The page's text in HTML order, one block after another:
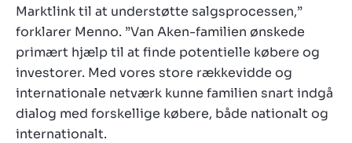
Marktlink til at understøtte salgsprocessen,”
forklarer Menno. ”Van Aken-familien ønskede
primært hjælp til at finde potentielle købere og
investorer. Med vores store rækkevidde og
internationale netværk kunne familien snart indgå
dialog med forskellige købere, både nationalt og
internationalt.